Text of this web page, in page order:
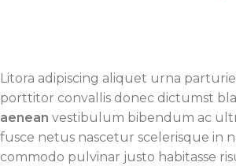
Litora adipiscing aliquet urna
porttitor convallis donec dictumst
aenean vestibulum bibendum ac
fusce netus nascetur scelerisque in
commodo pulvinar justo habitasse